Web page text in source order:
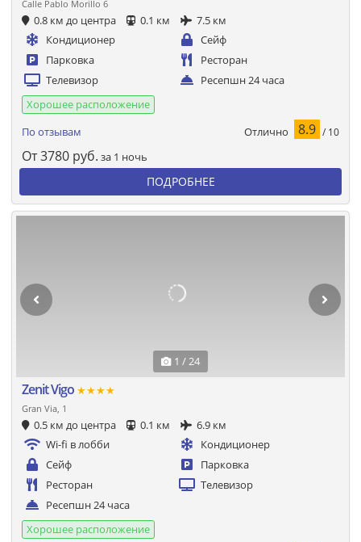
Calle Pablo Morillo 6
0.8 км до центра 0.1 км
7.5 км
Кондиционер
Сейф
Парковка
Ресторан
Телевизор
Ресепшн 24 часа
Хорошее расположение
По отзывам
Отлично 8.9 / 10
От3780 руб. за 1 ночь
ПОДРОБНЕЕ
1 / 24
Zenit Vigo ★★★★
Gran Via, 1
0.5 км до центра 0.1 км
6.9 км
Wi-fi в лобби
Кондиционер
Сейф
Парковка
Ресторан
Телевизор
Ресепшн 24 часа
Хорошее расположение